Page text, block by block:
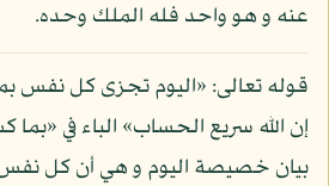
عنه و هو واحد فله الملك وحده.
قوله تعالى: «اليوم تجزى كل نفس
إن الله سريع الحساب» الباء في
بيان خصيصة اليوم و هي أن كل